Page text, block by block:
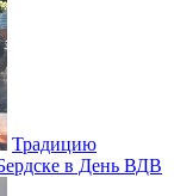
Традицию
в День ВДВ